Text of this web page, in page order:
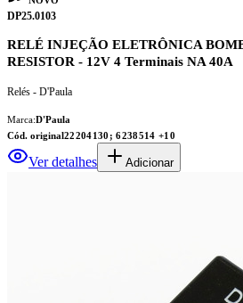
DP25.0103
RELÉ INJEÇÃO ELETRÔNICA
RESISTOR - 12V 4 Terminais NA 40A
Relés - D'Paula
Marca:D'Paula
Cód. original22204130; 6238514 +10
Ver detalhes Adicionar